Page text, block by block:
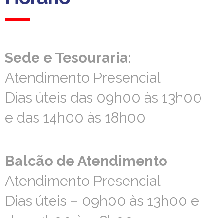
Sede e Tesouraria:
Atendimento Presencial
Dias úteis das 09h00 às 13h00
e das 14h00 às 18h00
Sede e Tesouraria:
Atendimento Presencial
Dias úteis das 09h00 às 13h00
e das 14h00 às 18h00
Balcão de Atendimento
Atendimento Presencial
Dias úteis – 09h00 às 13h00 e
Balcão de Atendimento
Atendimento Presencial
Dias úteis – 09h00 às 13h00 e